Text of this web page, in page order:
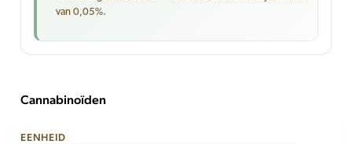
van 0,05%.
Cannabinoïden
EENHEID